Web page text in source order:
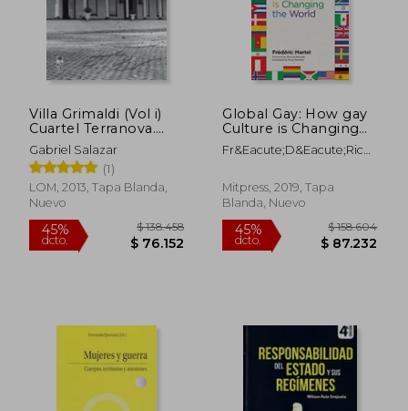
Villa Grimaldi (Vol i)
Cuartel Terranova.
Historia, Testimonio,
Reflexion
Gabriel Salazar
(1)
LOM, 2013, Tapa Blanda,
Nuevo
Global Gay: How gay
Culture is Changing
the World (The mit
Press) (en Inglés)
Fr&Eacute;D&Eacute;Ric
Mitpress, 2019, Tapa
Blanda, Nuevo